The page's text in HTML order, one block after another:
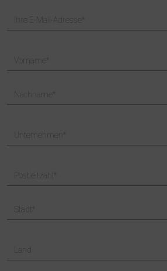
Ihre E-Mail-Adresse
Vorname
Nachname
Unternehmen
Postleitzahl
Stadt